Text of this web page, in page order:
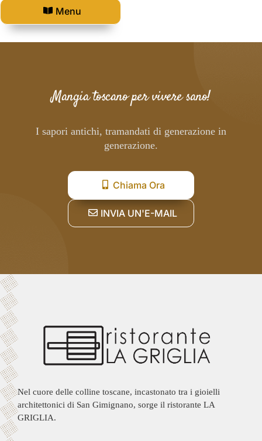
Menu
Mangia toscano per vivere sano!
I sapori antichi, tramandati di generazione in
generazione.
Chiama Ora
INVIA UN'E-MAIL
Nel cuore delle colline toscane, incastonato tra i gioielli
architettonici di San Gimignano, sorge il ristorante LA
GRIGLIA.